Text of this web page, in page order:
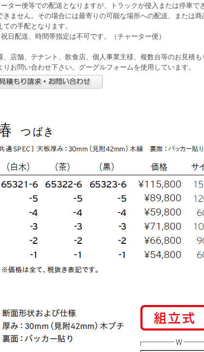
ター便等での配送となりますが、トラックが侵入または停車で
きません。その場合には最寄りの可能な場所への配送、または
ての手配となります。
日配送、時間帯指定は不可です。（チャーター便）
、店舗、テナント、飲食店、個人事業主様、複数台等のお見積も
りお問い合わせ下さい。グーグルフォームを使用しています。